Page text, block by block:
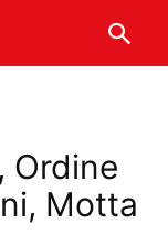
Ordine
Motta